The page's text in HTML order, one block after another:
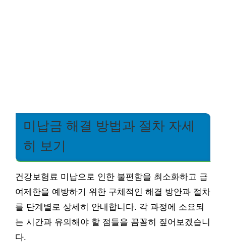
미납금 해결 방법과 절차 자세
히 보기
건강보험료 미납으로 인한 불편함을 최소화하고 급
여제한을 예방하기 위한 구체적인 해결 방안과 절차
를 단계별로 상세히 안내합니다. 각 과정에 소요되
는 시간과 유의해야 할 점들을 꼼꼼히 짚어보겠습니
다.